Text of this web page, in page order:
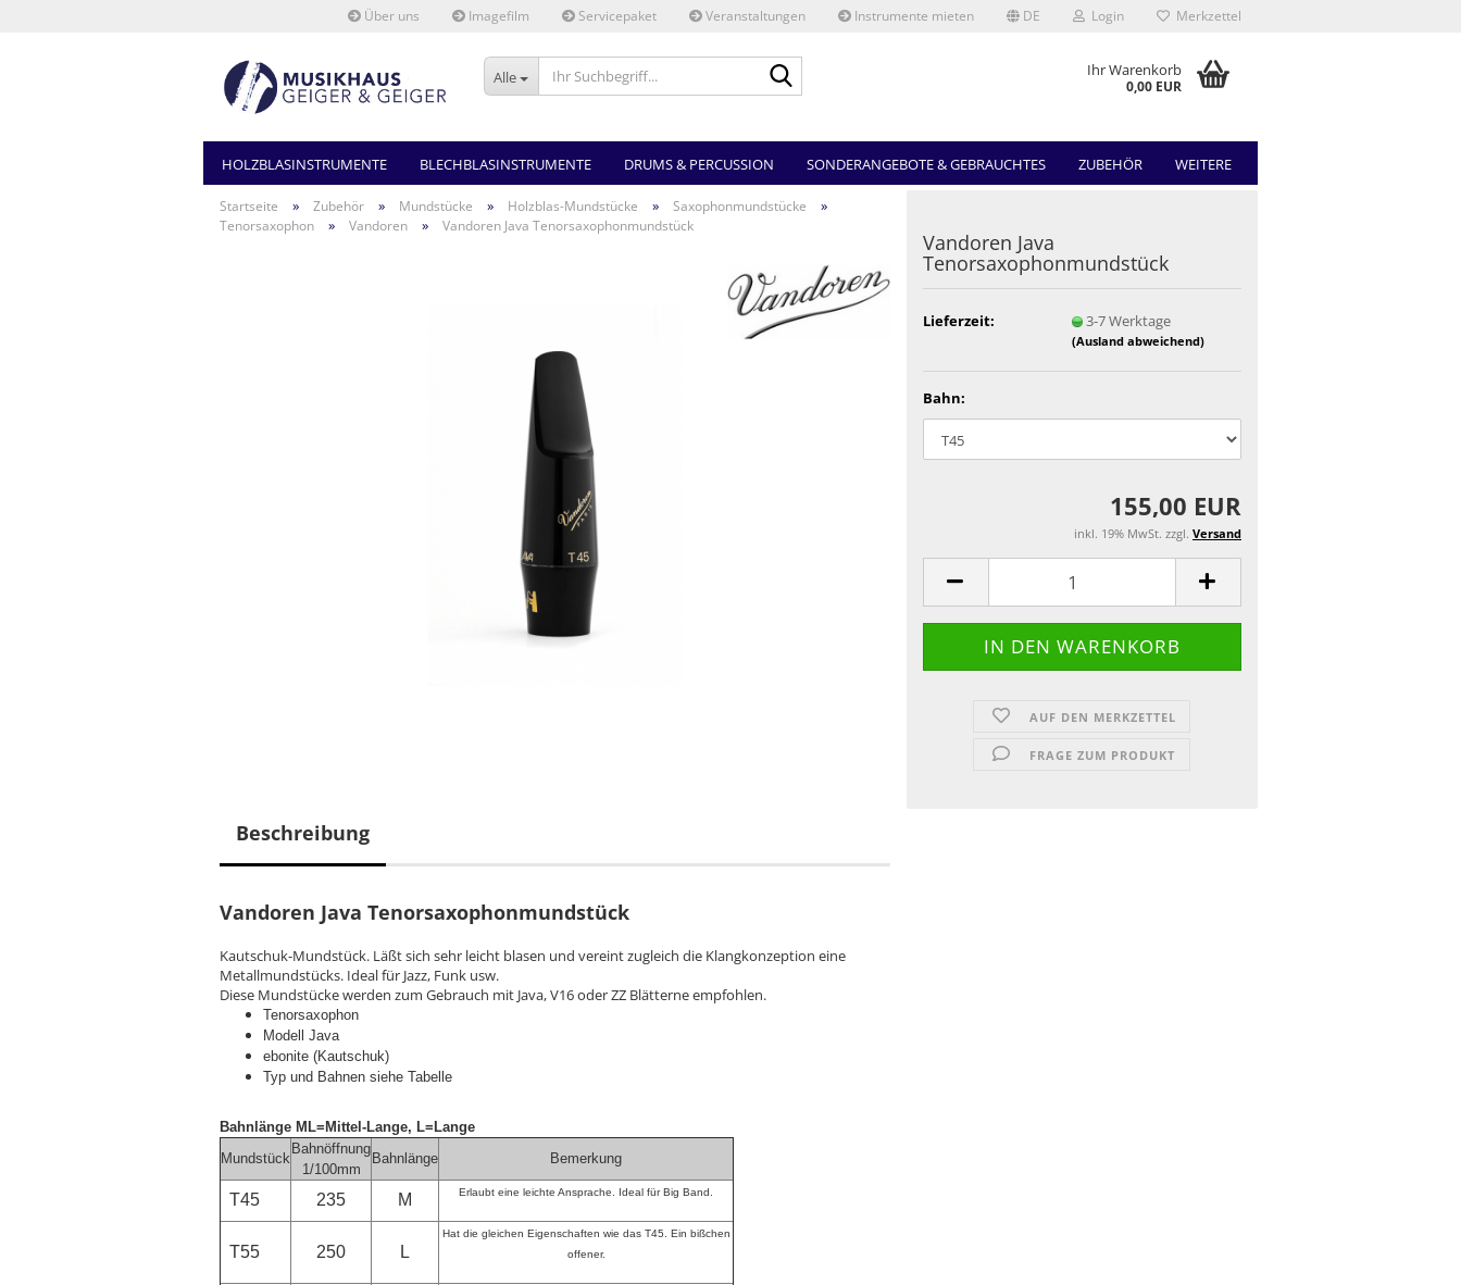
Über uns Imagefilm Servicepaket Veranstaltungen Instrumente mieten DE Login Merkzettel
Alle Ihr Warenkorb
0,00 EUR
HOLZBLASINSTRUMENTE BLECHBLASINSTRUMENTE DRUMS & PERCUSSION SONDERANGEBOTE & GEBRAUCHTES ZUBEHÖR WEITERE
Startseite » Zubehör » Mundstücke » Holzblas-Mundstücke » Saxophonmundstücke »
Tenorsaxophon » Vandoren » Vandoren Java Tenorsaxophonmundstück
Vandoren Java
Tenorsaxophonmundstück
Lieferzeit: 3-7 Werktage
(Ausland abweichend)
Bahn:
155,00 EUR
inkl. 19% MwSt. zzgl. Versand
AUF DEN MERKZETTEL
FRAGE ZUM PRODUKT
Beschreibung
Vandoren Java Tenorsaxophonmundstück
Kautschuk-Mundstück. Läßt sich sehr leicht blasen und vereint zugleich die Klangkonzeption eine
Metallmundstücks. Ideal für Jazz, Funk usw.
Diese Mundstücke werden zum Gebrauch mit Java, V16 oder ZZ Blätterne empfohlen.
Tenorsaxophon
Modell Java
ebonite (Kautschuk)
Typ und Bahnen siehe Tabelle
Bahnlänge ML=Mittel-Lange, L=Lange
Mundstück
Bahnöffnung
1/100mm
Bahnlänge Bemerkung
T45 235 M Erlaubt eine leichte Ansprache. Ideal für Big Band.
T55 250 L
Hat die gleichen Eigenschaften wie das T45. Ein bißchen
offener.